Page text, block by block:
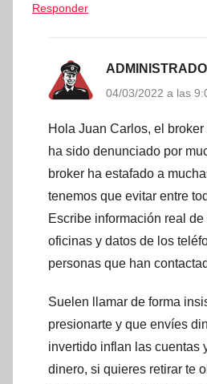
Responder
04/03/2022 a las
Hola Juan Carlos, el
ha sido denunciado por
broker ha estafado a
tenemos que evitar entre
Escribe información real
oficinas y datos de los
personas que han
Suelen llamar de forma
presionarte y que envíes
invertido inflan las cuentas
dinero, si quieres retirar te